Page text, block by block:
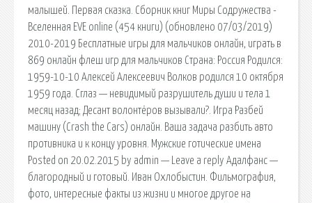
малышей. Первая сказка. Сборник книг Миры Содружества -
Вселенная EVE online (454 книги) (обновлено 07/03/2019)
2010-2019 Бесплатные игры для мальчиков онлайн, играть в
869 онлайн флеш игр для мальчиков Страна: Россия Родился:
1959-10-10 Алексей Алексеевич Волков родился 10 октября
1959 года. Сглаз — невидимый разрушитель души и тела 1
месяц назад; Десант волонтёров вызывали?. Игра Разбей
машину (Crash the Cars) онлайн. Ваша задача разбить авто
противника и к концу уровня. Мужские готические имена
Posted on 20.02.2015 by admin — Leave a reply Адалфанс —
благородный и готовый. Иван Охлобыстин. Фильмография,
фото, интересные факты из жизни и многое другое на